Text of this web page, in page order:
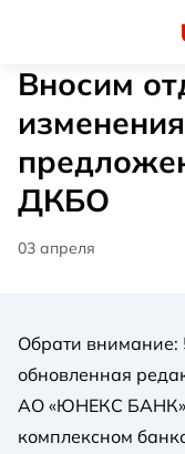
Вносим
ДКБО
03 апреля
Обрати внимание:
обновленная
АО «ЮНЕКС БАНК»
комплексном